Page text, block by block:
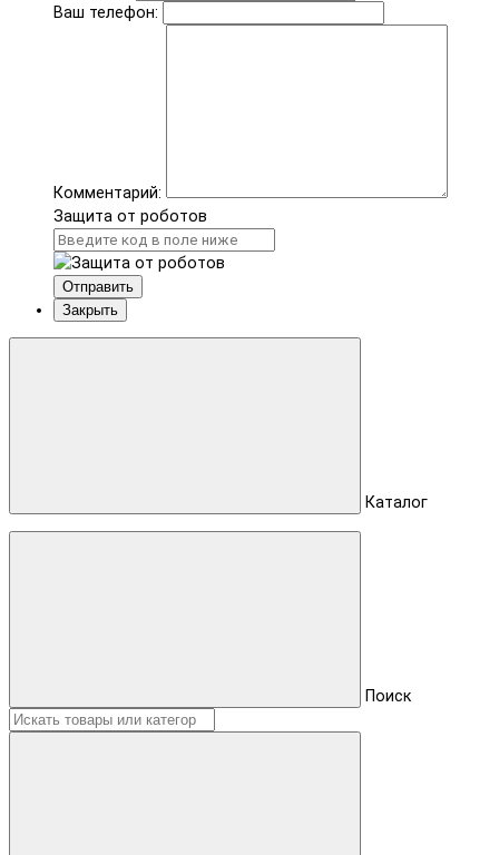
Ваш телефон:
Комментарий:
Защита от роботов
Отправить
Закрыть
Каталог
Поиск